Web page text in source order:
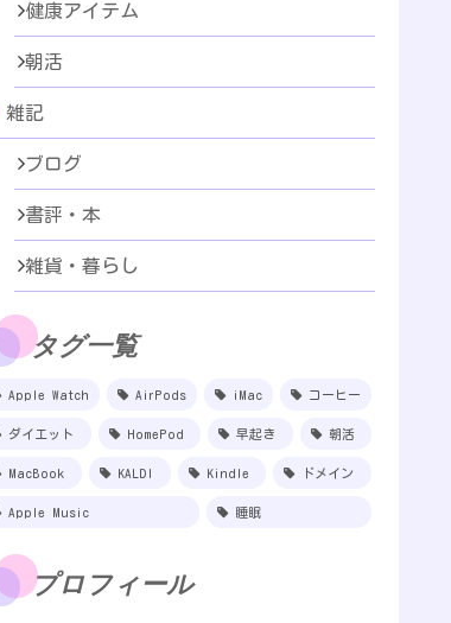
健康アイテム
朝活
雑記
ブログ
書評・本
雑貨・暮らし
タグ一覧
Apple Watch AirPods iMac コーヒー
ダイエット HomePod 早起き 朝活
MacBook KALDI Kindle ドメイン
Apple Music 睡眠
プロフィール